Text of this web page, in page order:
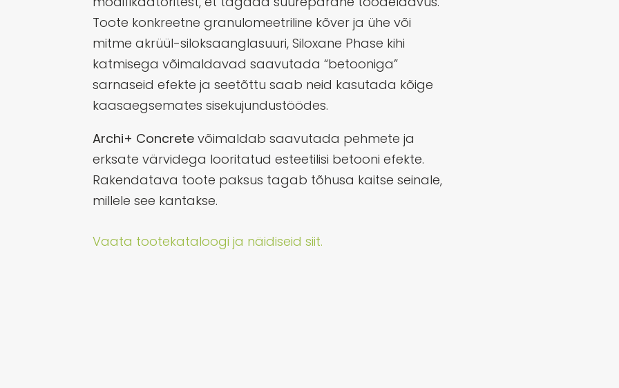
Toote konkreetne granulomeetriline kõver ja ühe või
mitme akrüül-siloksaanglasuuri, Siloxane Phase kihi
katmisega võimaldavad saavutada “betooniga”
sarnaseid efekte ja seetõttu saab neid kasutada kõige
kaasaegsemates sisekujundustöödes.
Archi+ Concrete võimaldab saavutada pehmete ja
erksate värvidega looritatud esteetilisi betooni efekte.
Rakendatava toote paksus tagab tõhusa kaitse seinale,
millele see kantakse.
Vaata tootekataloogi ja näidiseid siit.